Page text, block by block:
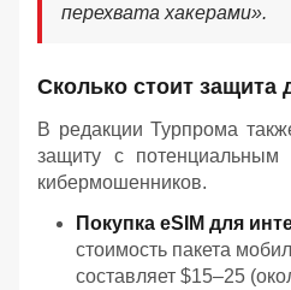
перехвата хакерами».
Сколько стоит защита
В редакции Турпрома
защиту с
кибермошенников.
Покупка eSIM для
стоимость пакета
составляет $15–25